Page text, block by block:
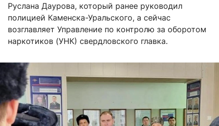
Руслана Даурова, который ранее руководил
полицией Каменска-Уральского, а сейчас
возглавляет Управление по контролю за оборотом
наркотиков (УНК) свердловского главка.